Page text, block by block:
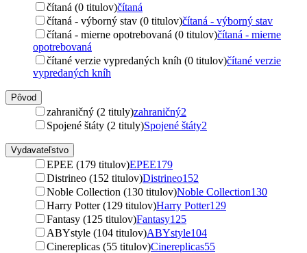
čítaná (0 titulov)čítaná
čítaná - výborný stav (0 titulov)čítaná - výborný stav
čítaná - mierne opotrebovaná (0 titulov)čítaná - mierne
opotrebovaná
čítané verzie vypredaných kníh (0 titulov)čítané verzie
vypredaných kníh
Pôvod
zahraničný (2 tituly)zahraničný2
Spojené štáty (2 tituly)Spojené štáty2
Vydavateľstvo
EPEE (179 titulov)EPEE179
Distrineo (152 titulov)Distrineo152
Noble Collection (130 titulov)Noble Collection130
Harry Potter (129 titulov)Harry Potter129
Fantasy (125 titulov)Fantasy125
ABYstyle (104 titulov)ABYstyle104
Cinereplicas (55 titulov)Cinereplicas55